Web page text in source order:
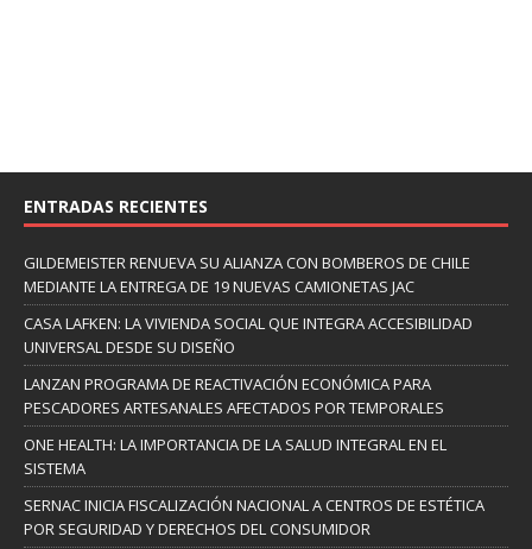
ENTRADAS RECIENTES
GILDEMEISTER RENUEVA SU ALIANZA CON BOMBEROS DE CHILE
MEDIANTE LA ENTREGA DE 19 NUEVAS CAMIONETAS JAC
CASA LAFKEN: LA VIVIENDA SOCIAL QUE INTEGRA ACCESIBILIDAD
UNIVERSAL DESDE SU DISEÑO
LANZAN PROGRAMA DE REACTIVACIÓN ECONÓMICA PARA
PESCADORES ARTESANALES AFECTADOS POR TEMPORALES
ONE HEALTH: LA IMPORTANCIA DE LA SALUD INTEGRAL EN EL
SISTEMA
SERNAC INICIA FISCALIZACIÓN NACIONAL A CENTROS DE ESTÉTICA
POR SEGURIDAD Y DERECHOS DEL CONSUMIDOR